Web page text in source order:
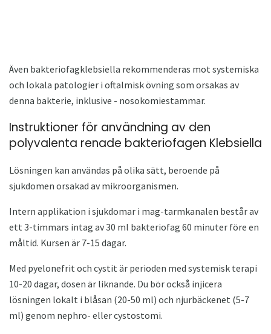
Även bakteriofagklebsiella rekommenderas mot systemiska
och lokala patologier i oftalmisk övning som orsakas av
denna bakterie, inklusive - nosokomiestammar.
Instruktioner för användning av den
polyvalenta renade bakteriofagen Klebsiella
Lösningen kan användas på olika sätt, beroende på
sjukdomen orsakad av mikroorganismen.
Intern applikation i sjukdomar i mag-tarmkanalen består av
ett 3-timmars intag av 30 ml bakteriofag 60 minuter före en
måltid. Kursen är 7-15 dagar.
Med pyelonefrit och cystit är perioden med systemisk terapi
10-20 dagar, dosen är liknande. Du bör också injicera
lösningen lokalt i blåsan (20-50 ml) och njurbäckenet (5-7
ml) genom nephro- eller cystostomi.